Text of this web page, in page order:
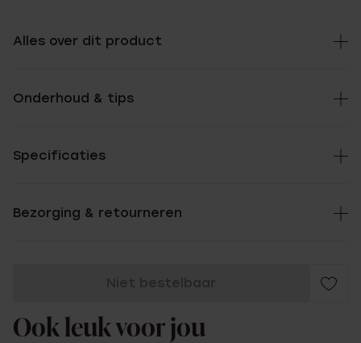
Alles over dit product
Onderhoud & tips
Specificaties
Bezorging & retourneren
Niet bestelbaar
Ook leuk voor jou